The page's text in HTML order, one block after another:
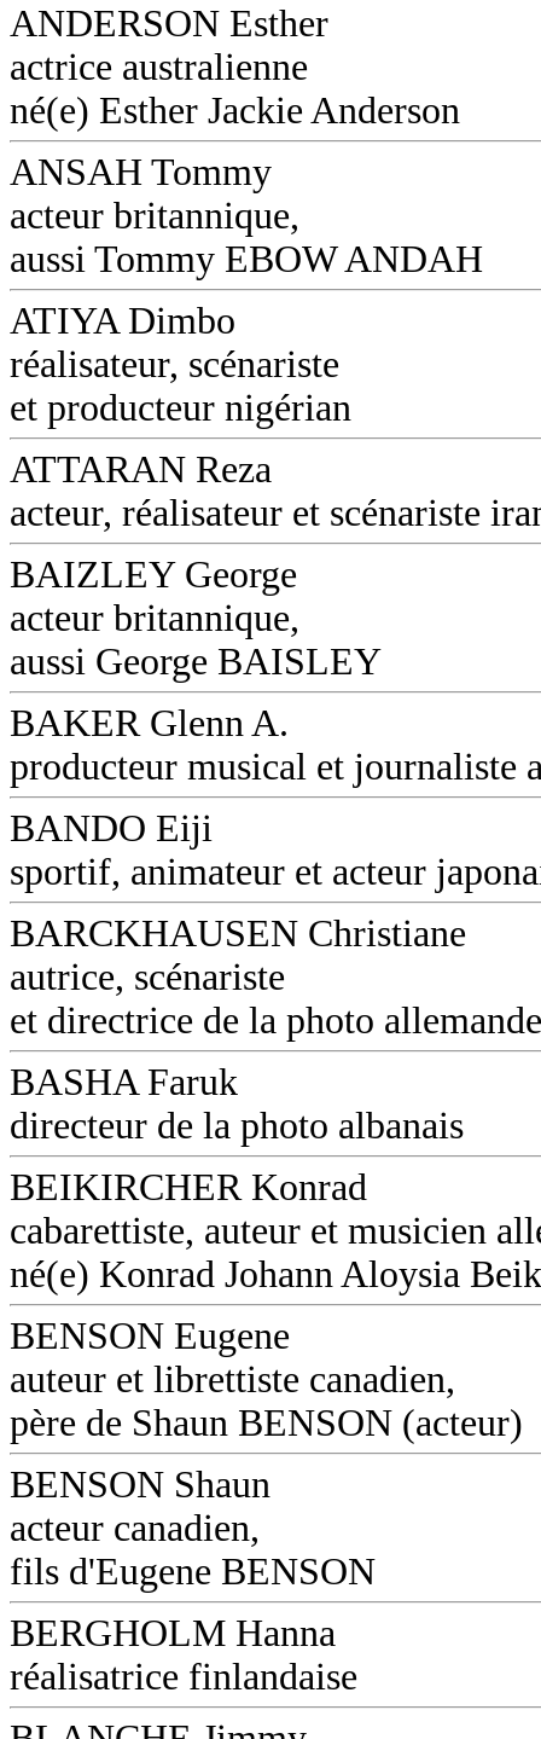
ANDERSON Esther
actrice australienne
né(e) Esther Jackie Anderson
ANSAH Tommy
acteur britannique,
aussi Tommy EBOW ANDAH
ATIYA Dimbo
réalisateur, scénariste
et producteur nigérian
ATTARAN Reza
acteur, réalisateur et scénariste
BAIZLEY George
acteur britannique,
aussi George BAISLEY
BAKER Glenn A.
producteur musical et journaliste
BANDO Eiji
sportif, animateur et acteur
BARCKHAUSEN Christiane
autrice, scénariste
et directrice de la photo allemande
BASHA Faruk
directeur de la photo albanais
BEIKIRCHER Konrad
cabarettiste, auteur et musicien
né(e) Konrad Johann Aloysia
BENSON Eugene
auteur et librettiste canadien,
père de Shaun BENSON (acteur)
BENSON Shaun
acteur canadien,
fils d'Eugene BENSON
BERGHOLM Hanna
réalisatrice finlandaise